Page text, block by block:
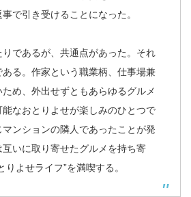
で引き受けることになった。
であるが、共通点があった。それ
る。作家という職業柄、仕事場兼
め、外出せずともあらゆるグルメ
なおとりよせが楽しみのひとつで
ンションの隣人であったことが発
いに取り寄せたグルメを持ち寄
りよせライフ”を満喫する。